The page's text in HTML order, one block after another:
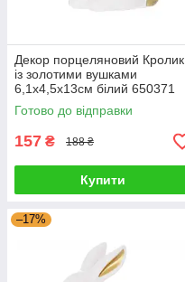
Декор порцеляновий Кролик
із золотими вушками
6,1х4,5х13см білий 650371
G-Rich
Готово до відправки
157 ₴ 188 ₴
Купити
–17%